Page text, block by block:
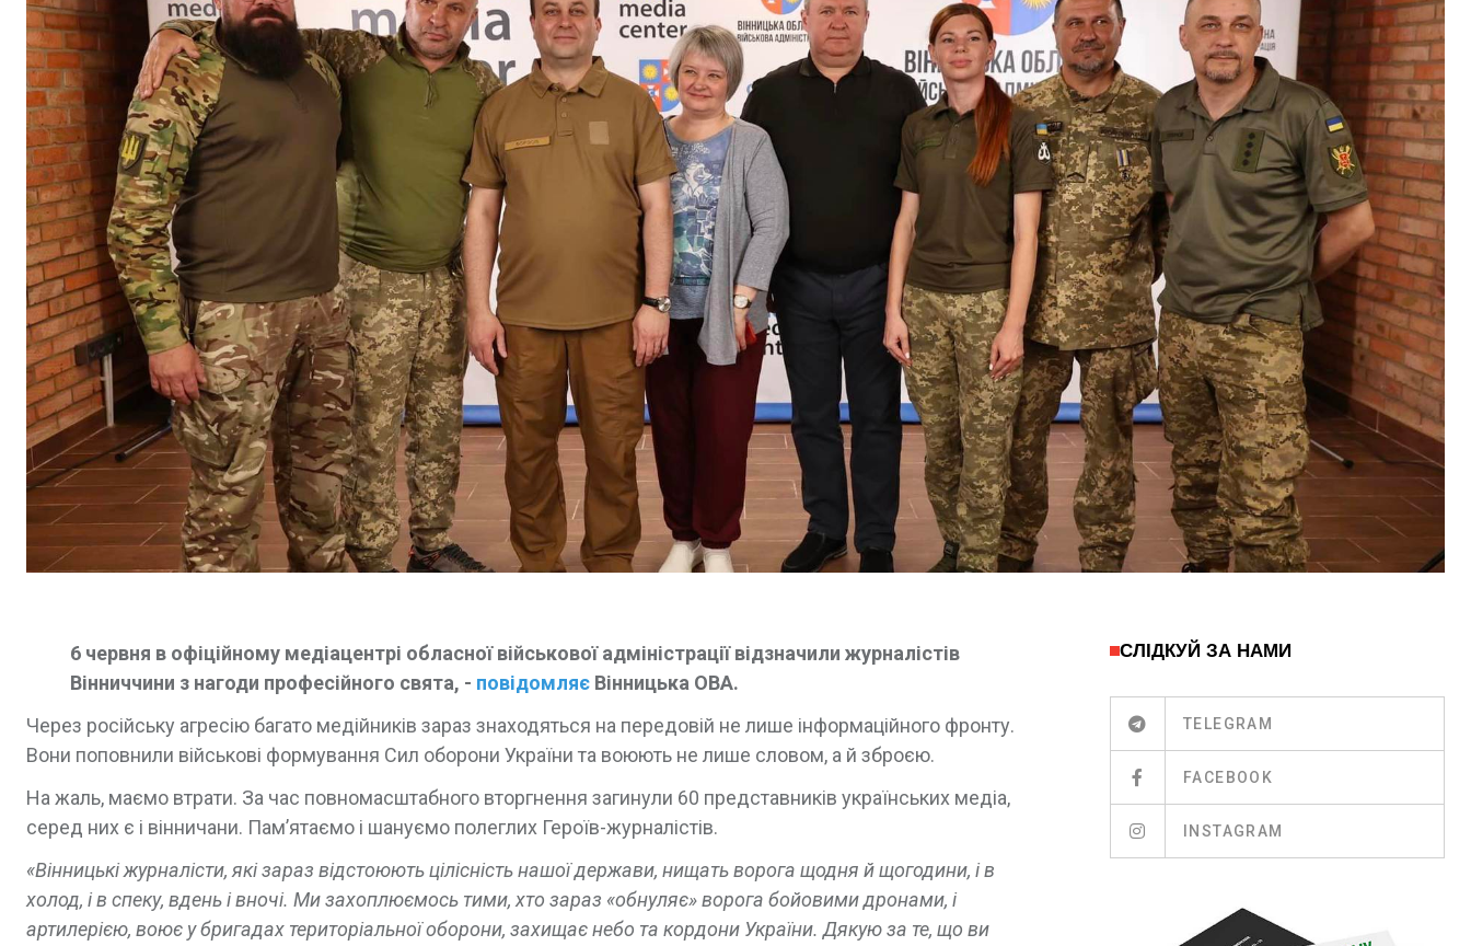
6 червня в офіційному медіацентрі обласної військової адміністрації відзначили журналістів
Вінниччини з нагоди професійного свята, - повідомляє Вінницька ОВА.
Через російську агресію багато медійників зараз знаходяться на передовій не лише інформаційного фронту.
Вони поповнили військові формування Сил оборони України та воюють не лише словом, а й зброєю.
На жаль, маємо втрати. За час повномасштабного вторгнення загинули 60 представників українських медіа,
серед них є і вінничани. Пам’ятаємо і шануємо полеглих Героїв-журналістів.
«Вінницькі журналісти, які зараз відстоюють цілісність нашої держави, нищать ворога щодня й щогодини, і в
холод, і в спеку, вдень і вночі. Ми захоплюємось тими, хто зараз «обнуляє» ворога бойовими дронами, і
артилерією, воює у бригадах територіальної оборони, захищає небо та кордони України. Дякую за те, що ви
СЛІДКУЙ ЗА НАМИ
TELEGRAM
FACEBOOK
INSTAGRAM